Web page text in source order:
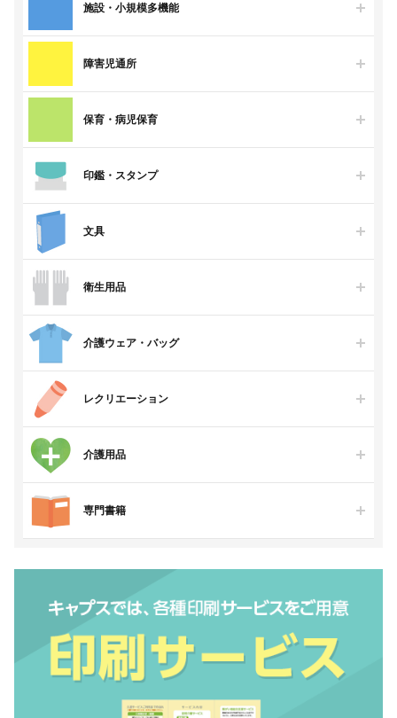
施設・小規模多機能
障害児通所
保育・病児保育
印鑑・スタンプ
文具
衛生用品
介護ウェア・バッグ
レクリエーション
介護用品
専門書籍